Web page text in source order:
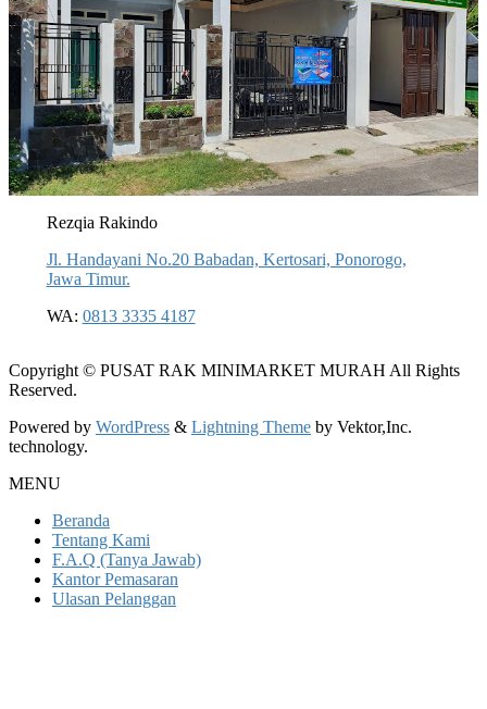
Rezqia Rakindo
Jl. Handayani No.20 Babadan, Kertosari, Ponorogo,
Jawa Timur.
WA: 0813 3335 4187
Copyright © PUSAT RAK MINIMARKET MURAH All Rights
Reserved.
Powered by WordPress & Lightning Theme by Vektor,Inc.
technology.
MENU
Beranda
Tentang Kami
F.A.Q (Tanya Jawab)
Kantor Pemasaran
Ulasan Pelanggan